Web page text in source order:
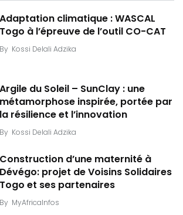
Adaptation climatique : WASCAL
Togo à l’épreuve de l’outil CO-CAT
By Kossi Delali Adzika
Argile du Soleil – SunClay : une
métamorphose inspirée, portée par
la résilience et l’innovation
By Kossi Delali Adzika
Construction d’une maternité à
Dévégo: projet de Voisins Solidaires
Togo et ses partenaires
By MyAfricaInfos